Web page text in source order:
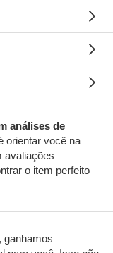
análises de
orientar você na
avaliações
o item perfeito
ganhamos